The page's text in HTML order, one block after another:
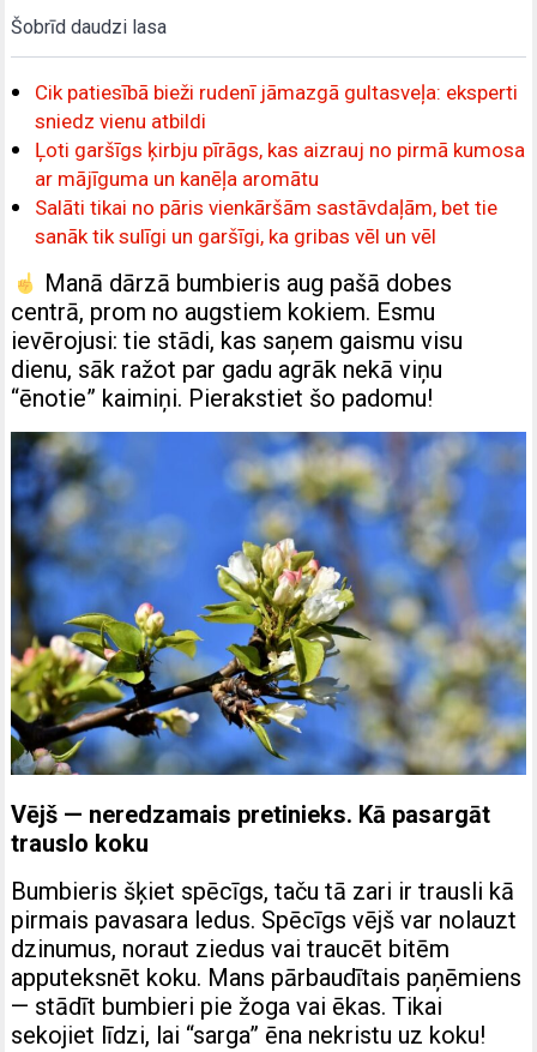
Šobrīd daudzi lasa
Cik patiesībā bieži rudenī jāmazgā gultasveļa: eksperti
sniedz vienu atbildi
Ļoti garšīgs ķirbju pīrāgs, kas aizrauj no pirmā kumosa
ar mājīguma un kanēļa aromātu
Salāti tikai no pāris vienkāršām sastāvdaļām, bet tie
sanāk tik sulīgi un garšīgi, ka gribas vēl un vēl
Manā dārzā bumbieris aug pašā dobes
centrā, prom no augstiem kokiem. Esmu
ievērojusi: tie stādi, kas saņem gaismu visu
dienu, sāk ražot par gadu agrāk nekā viņu
“ēnotie” kaimiņi. Pierakstiet šo padomu!
Vējš — neredzamais pretinieks. Kā pasargāt
trauslo koku
Bumbieris šķiet spēcīgs, taču tā zari ir trausli kā
pirmais pavasara ledus. Spēcīgs vējš var nolauzt
dzinumus, noraut ziedus vai traucēt bitēm
apputeksnēt koku. Mans pārbaudītais paņēmiens
— stādīt bumbieri pie žoga vai ēkas. Tikai
sekojiet līdzi, lai “sarga” ēna nekristu uz koku!